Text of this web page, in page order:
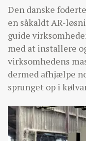
Den danske
en såkaldt AR-
guide
med at installere
virksomhedens
dermed afhjælpe
sprunget op i